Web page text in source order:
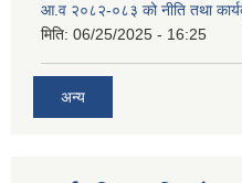
आ.व २०८२-०८३ को नीति तथा
मिति: 06/25/2025 - 16:25
अन्य